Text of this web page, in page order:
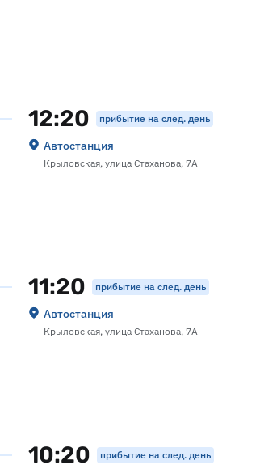
12:20 прибытие на след. день
Автостанция
Крыловская, улица Стаханова, 7А
11:20 прибытие на след. день
Автостанция
Крыловская, улица Стаханова, 7А
10:20 прибытие на след. день